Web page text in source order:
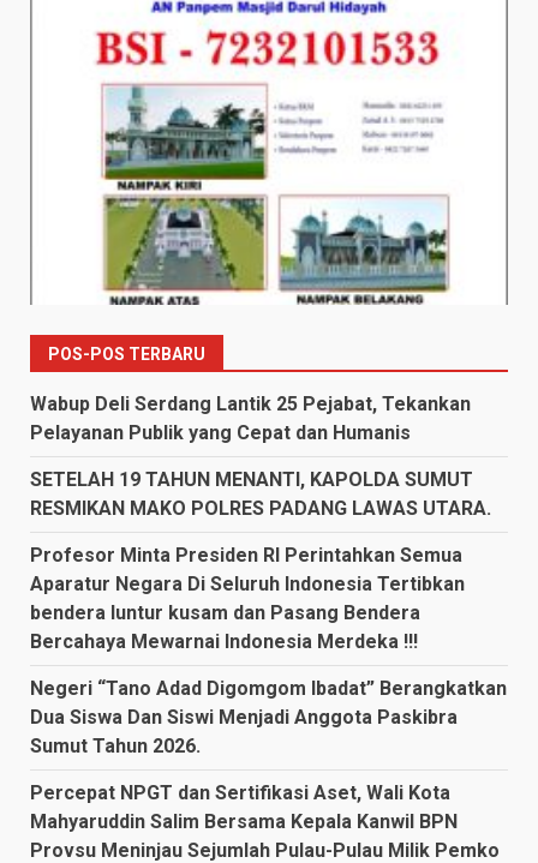
POS-POS TERBARU
Wabup Deli Serdang Lantik 25 Pejabat, Tekankan
Pelayanan Publik yang Cepat dan Humanis
SETELAH 19 TAHUN MENANTI, KAPOLDA SUMUT
RESMIKAN MAKO POLRES PADANG LAWAS UTARA.
Profesor Minta Presiden RI Perintahkan Semua
Aparatur Negara Di Seluruh Indonesia Tertibkan
bendera luntur kusam dan Pasang Bendera
Bercahaya Mewarnai Indonesia Merdeka !!!
Negeri “Tano Adad Digomgom Ibadat” Berangkatkan
Dua Siswa Dan Siswi Menjadi Anggota Paskibra
Sumut Tahun 2026.
Percepat NPGT dan Sertifikasi Aset, Wali Kota
Mahyaruddin Salim Bersama Kepala Kanwil BPN
Provsu Meninjau Sejumlah Pulau-Pulau Milik Pemko